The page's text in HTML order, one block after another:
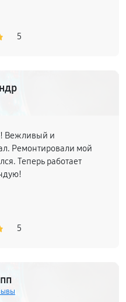
5
Вежливый и
Ремонтировали мой
Теперь работает
5